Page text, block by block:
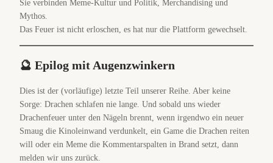
Sie verbinden Meme-Kultur und Politik, Merchandising und
Mythos.
Das Feuer ist nicht erloschen, es hat nur die Plattform gewechselt.
🔮 Epilog mit Augenzwinkern
Dies ist der (vorläufige) letzte Teil unserer Reihe. Aber keine
Sorge: Drachen schlafen nie lange. Und sobald uns wieder
Drachenfeuer unter den Nägeln brennt, wenn irgendwo ein neuer
Smaug die Kinoleinwand verdunkelt, ein Game die Drachen reiten
will oder ein Meme die Kommentarspalten in Brand setzt, dann
melden wir uns zurück.